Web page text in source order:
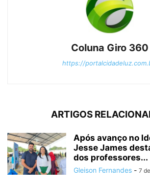
Coluna Giro 360
https://
ARTIGOS
Após avanço no
Jesse James
dos professores...
Gleison Fernandes - 7